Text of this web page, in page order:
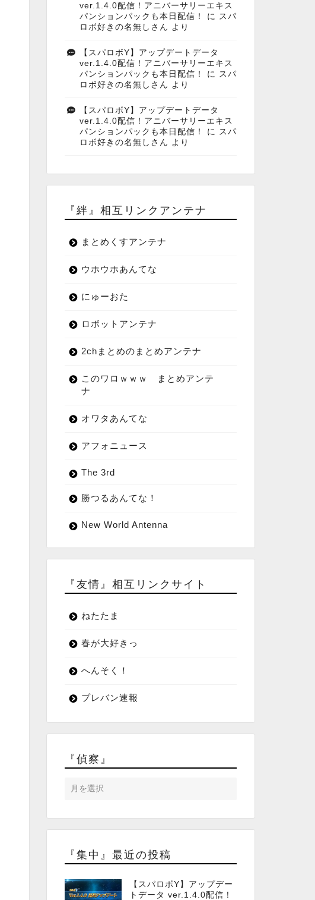
ver.1.4.0配信！アニバーサリーエキス
パンションパックも本日配信！
に
スパ
ロボ好きの名無しさん より
【スパロボY】アップデートデータ
ver.1.4.0配信！アニバーサリーエキス
パンションパックも本日配信！
に
スパ
ロボ好きの名無しさん より
【スパロボY】アップデートデータ
ver.1.4.0配信！アニバーサリーエキス
パンションパックも本日配信！
に
スパ
ロボ好きの名無しさん より
『絆』相互リンクアンテナ
まとめくすアンテナ
ウホウホあんてな
にゅーおた
ロボットアンテナ
2chまとめのまとめアンテナ
このワロｗｗｗ まとめアンテ
ナ
オワタあんてな
アフォニュース
The 3rd
勝つるあんてな！
New World Antenna
『友情』相互リンクサイト
ねたたま
春が大好きっ
へんそく！
プレバン速報
『偵察』
『集中』最近の投稿
【スパロボY】アップデー
トデータ ver.1.4.0配信！